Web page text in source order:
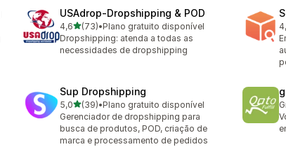
USAdrop‑Dropshipping & POD
4,6de 5 estrelas
(73)
73 avaliações ao todo
•Plano gratuito disponível
Dropshipping: atenda a todas as
necessidades de dropshipping
Sup Dropshipping
5,0de 5 estrelas
(39)
39 avaliações ao todo
•Plano gratuito disponível
Gerenciador de dropshipping para
busca de produtos, POD, criação de
marca e processamento de pedidos